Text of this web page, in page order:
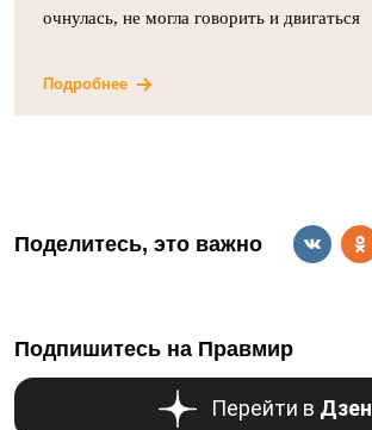
очнулась, не могла говорить и двигаться
Подробнее
Поделитесь, это важно
Подпишитесь на Правмир
Перейти в Дзен